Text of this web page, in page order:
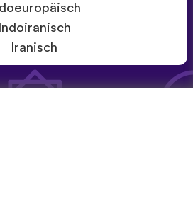
Indoiranisch
Iranisch